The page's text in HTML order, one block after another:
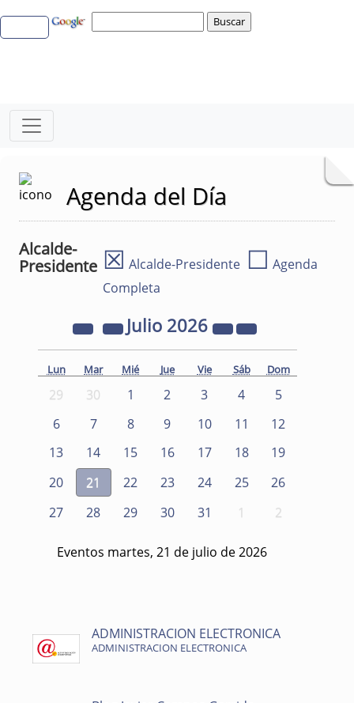
Agenda del Día
Alcalde-
Presidente ☒ Alcalde-Presidente ☐ Agenda
Completa
Julio 2026
Lun Mar Mié Jue Vie Sáb Dom
29 30 1 2 3 4
5
6
7 8 9 10 11
12
13
14 15 16 17 18
19
20
21 22 23 24 25
26
27
28 29 30 31 1 2
Eventos martes, 21 de julio de 2026
ADMINISTRACION ELECTRONICA
ADMINISTRACION ELECTRONICA